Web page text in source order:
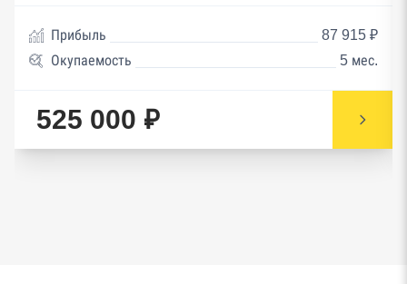
Прибыль
87 915 ₽
Окупаемость
5 мес.
525 000 ₽